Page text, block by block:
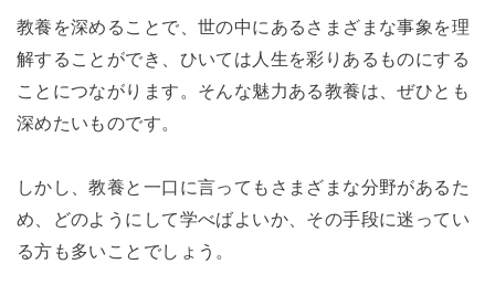
教養を深めることで、世の中にあるさまざまな事象を理
解することができ、ひいては人生を彩りあるものにする
ことにつながります。そんな魅力ある教養は、ぜひとも
深めたいものです。
しかし、教養と一口に言ってもさまざまな分野があるた
め、どのようにして学べばよいか、その手段に迷ってい
る方も多いことでしょう。